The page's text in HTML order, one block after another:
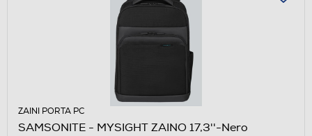
ZAINI PORTA PC
SAMSONITE - MYSIGHT ZAINO 17,3''-Nero